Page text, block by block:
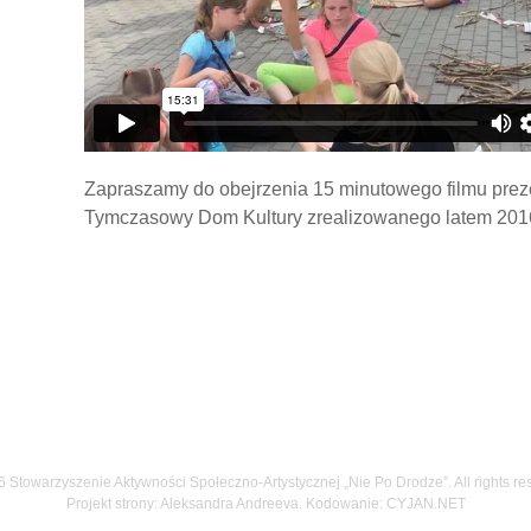
Zapraszamy do obejrzenia 15 minutowego filmu
Tymczasowy Dom Kultury zrealizowanego latem
Stowarzyszenie Aktywności Społeczno-Artystycznej „Nie Po Drodze”. All rights
Projekt strony: Aleksandra Andreeva. Kodowanie: CYJAN.NET